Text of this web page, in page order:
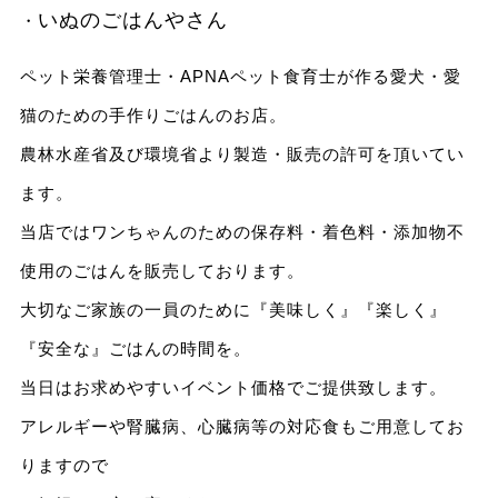
・ いぬのごはんやさん
ペット栄養管理士・APNAペット食育士が作る愛犬・愛
猫のための手作りごはんのお店。
農林水産省及び環境省より製造・販売の許可を頂いてい
ます。
当店ではワンちゃんのための保存料・着色料・添加物不
使用のごはんを販売しております。
大切なご家族の一員のために『美味しく』『楽しく』
『安全な』ごはんの時間を。
当日はお求めやすいイベント価格でご提供致します。
アレルギーや腎臓病、心臓病等の対応食もご用意してお
りますので